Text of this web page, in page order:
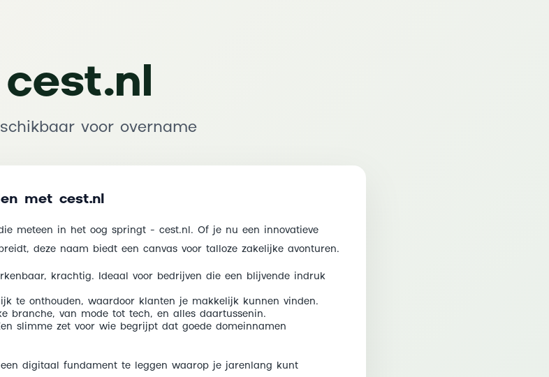
cest.nl
voor overname
met cest.nl
meteen in het oog springt - cest.nl. Of je nu een innovatieve
deze naam biedt een canvas voor talloze zakelijke avonturen.
krachtig. Ideaal voor bedrijven die een blijvende indruk
te onthouden, waardoor klanten je makkelijk kunnen vinden.
branche, van mode tot tech, en alles daartussenin.
slimme zet voor wie begrijpt dat goede domeinnamen
digitaal fundament te leggen waarop je jarenlang kunt